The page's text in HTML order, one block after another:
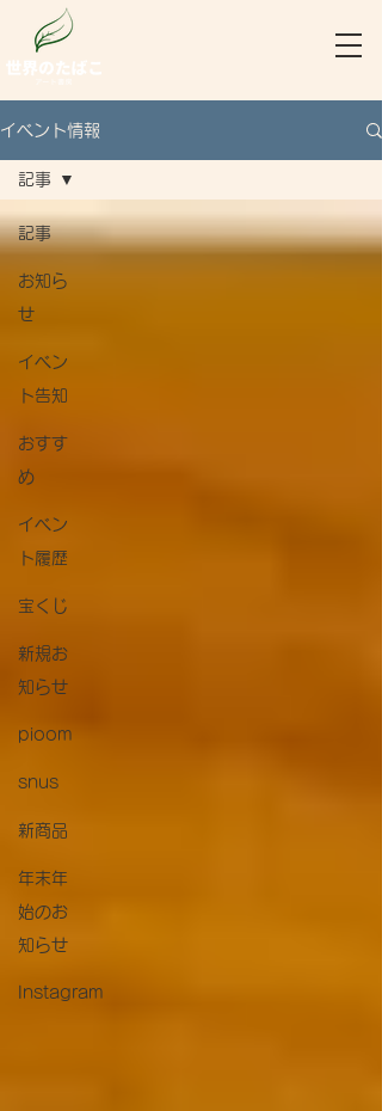
イベント情報
記事
お知ら
せ
イベン
ト告知
おすす
め
イベン
ト履歴
宝くじ
新規お
知らせ
pioom
snus
新商品
年末年
始のお
知らせ
Instagram
記事